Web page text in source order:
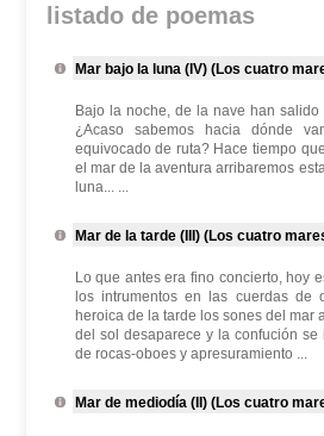
listado de poemas
Mar bajo la luna (IV) (Los cuatro
Bajo la noche, de la nave han salido
¿Acaso sabemos hacia dónde
equivocado de ruta? Hace tiempo
el mar de la aventura arribaremos
luna... ...
Mar de la tarde (III) (Los cuatro
Lo que antes era fino concierto, hoy
los intrumentos en las cuerdas de
heroica de la tarde los sones del mar
del sol desaparece y la confución
de rocas-oboes y apresuramiento ...
Mar de mediodía (II) (Los cuatro